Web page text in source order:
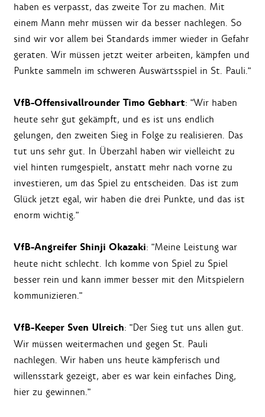
haben es verpasst, das zweite Tor zu machen. Mit
einem Mann mehr müssen wir da besser nachlegen. So
sind wir vor allem bei Standards immer wieder in Gefahr
geraten. Wir müssen jetzt weiter arbeiten, kämpfen und
Punkte sammeln im schweren Auswärtsspiel in St. Pauli."
VfB-Offensivallrounder Timo Gebhart: "Wir haben
heute sehr gut gekämpft, und es ist uns endlich
gelungen, den zweiten Sieg in Folge zu realisieren. Das
tut uns sehr gut. In Überzahl haben wir vielleicht zu
viel hinten rumgespielt, anstatt mehr nach vorne zu
investieren, um das Spiel zu entscheiden. Das ist zum
Glück jetzt egal, wir haben die drei Punkte, und das ist
enorm wichtig."
VfB-Angreifer Shinji Okazaki: "Meine Leistung war
heute nicht schlecht. Ich komme von Spiel zu Spiel
besser rein und kann immer besser mit den Mitspielern
kommunizieren."
VfB-Keeper Sven Ulreich: "Der Sieg tut uns allen gut.
Wir müssen weitermachen und gegen St. Pauli
nachlegen. Wir haben uns heute kämpferisch und
willensstark gezeigt, aber es war kein einfaches Ding,
hier zu gewinnen."